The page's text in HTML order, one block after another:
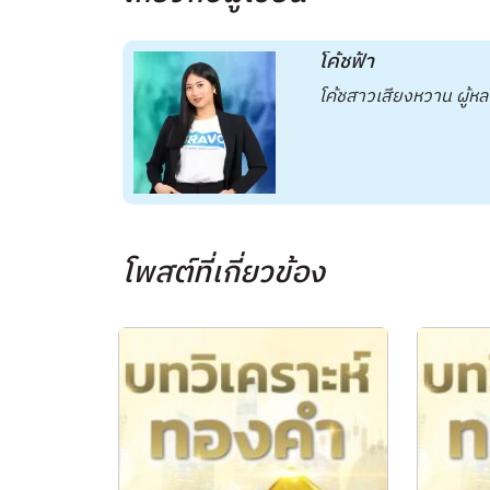
โค้ชฟ้า
โค้ชสาวเสียงหวาน ผู้ห
โพสต์ที่เกี่ยวข้อง